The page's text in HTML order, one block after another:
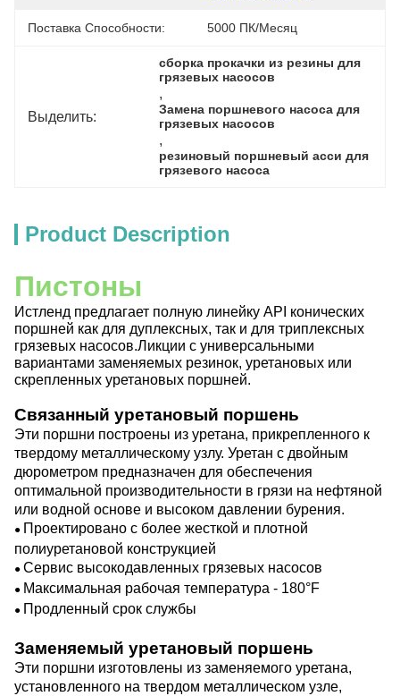
Поставка Способности: 5000 ПК/месяц
Выделить:
сборка прокачки из резины для
грязевых насосов
,
Замена поршневого насоса для
грязевых насосов
,
резиновый поршневый асси для
грязевого насоса
Product Description
Пистоны
Истленд предлагает полную линейку API конических
поршней как для дуплексных, так и для триплексных
грязевых насосов.Ликции с универсальными
вариантами заменяемых резинок, уретановых или
скрепленных уретановых поршней.
Связанный уретановый поршень
Эти поршни построены из уретана, прикрепленного к
твердому металлическому узлу. Уретан с двойным
дюрометром предназначен для обеспечения
оптимальной производительности в грязи на нефтяной
или водной основе и высоком давлении бурения.
● Проектировано с более жесткой и плотной
полиуретановой конструкцией
● Сервис высокодавленных грязевых насосов
● Максимальная рабочая температура - 180°F
● Продленный срок службы
Заменяемый уретановый поршень
Эти поршни изготовлены из заменяемого уретана,
установленного на твердом металлическом узле,